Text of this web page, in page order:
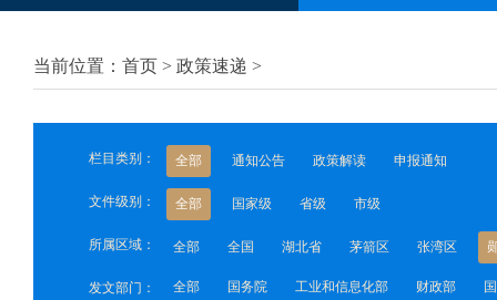
当前位置：首页 > 政策速递 >
栏目类别： 全部 通知公告 政策解读 申报通知
文件级别： 全部 国家级 省级 市级
所属区域： 全部 全国 湖北省 茅箭区 张湾区
发文部门： 全部 国务院 工业和信息化部 财政部